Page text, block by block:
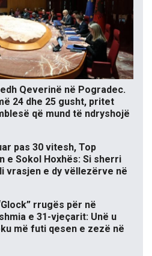
Qeverinë në Pogradec.
24 dhe 25 gusht, pritet
që mund të ndryshojë
pas 30 vitesh, Top
e Sokol Hoxhës: Si sherri
vrasjen e dy vëllezërve në
rrugës për në
e 31-vjeçarit: Unë u
më futi qesen e zezë në